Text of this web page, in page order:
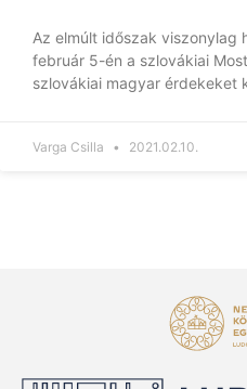
Az elmúlt időszak viszonylag
február 5-én a szlovákiai
szlovákiai magyar érdekeket
Varga Csilla 2021.02.10.